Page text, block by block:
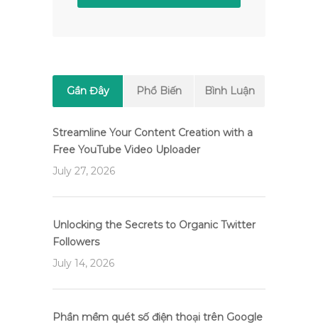
Gần Đây Phổ Biến Bình Luận
Streamline Your Content Creation with a
Free YouTube Video Uploader
July 27, 2026
Unlocking the Secrets to Organic Twitter
Followers
July 14, 2026
Phần mềm quét số điện thoại trên Google